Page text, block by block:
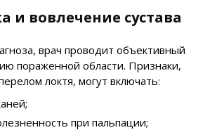
и вовлечение сустава
врач проводит объективный
пораженной области. Признаки,
локтя, могут включать:
при пальпации;